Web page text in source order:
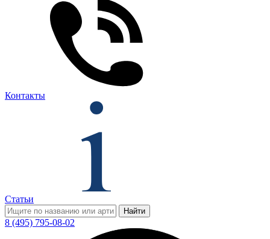
Контакты
Статьи
Найти
8 (495) 795-08-02